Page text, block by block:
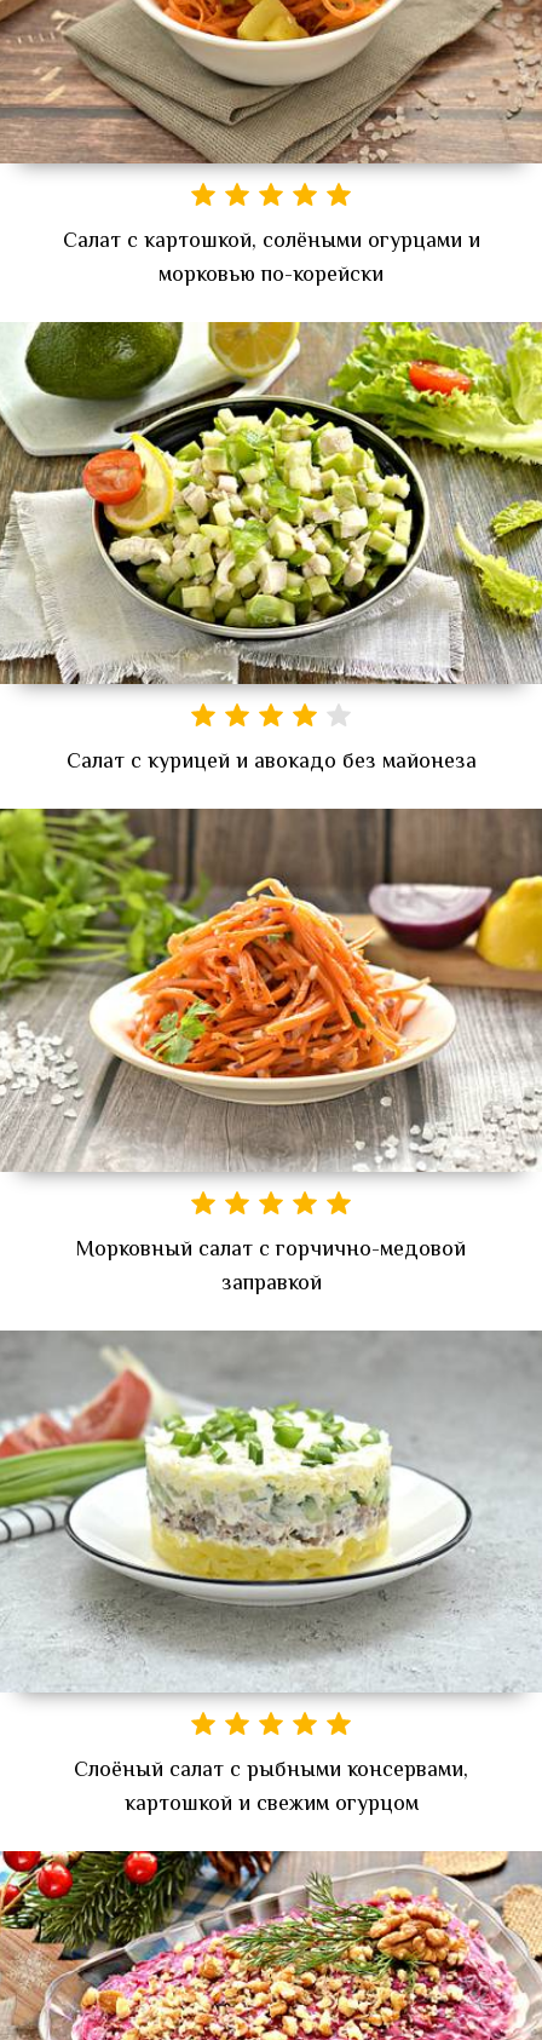
Салат с картошкой, солёными огурцами и
морковью по-корейски
Салат с курицей и авокадо без майонеза
Морковный салат с горчично-медовой
заправкой
Слоёный салат с рыбными консервами,
картошкой и свежим огурцом